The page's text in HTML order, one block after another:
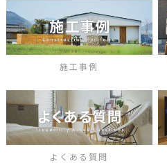
施工事例
よくある質問